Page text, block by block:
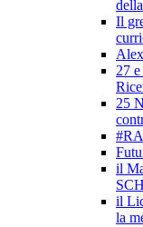
Il
27
25
il
il
la